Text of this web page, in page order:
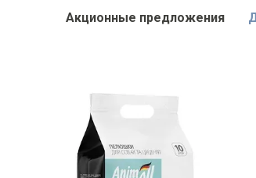
Акционные предложения